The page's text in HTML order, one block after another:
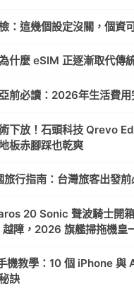
：這幾個設定沒關，個資
什麼 eSIM 正逐漸取代傳
前必讀：2026年生活費用
下放！石頭科技 Qrevo
板赤腳踩也乾爽
行指南：台灣旅客出發
20 Sonic 聲波騎士開
障，2026 旗艦掃拖機皇
機教學：10 個 iPhone 與
訣